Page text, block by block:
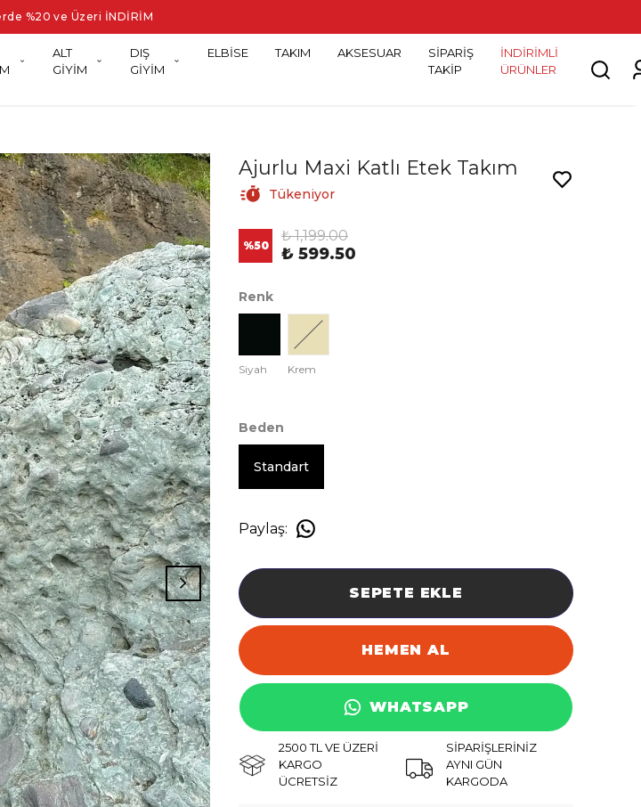
%20 ve Üzeri İNDİRİM
ALT
GİYİM
DIŞ
GİYİM
ELBİSE TAKIM AKSESUAR
SİPARİŞ
TAKİP
İNDİRİMLİ
ÜRÜNLER
Ajurlu Maxi Katlı Etek Takım
Tükeniyor
%50
₺ 1,199.00
₺ 599.50
Renk
Siyah Krem
Beden
Standart
Paylaş:
SEPETE EKLE
HEMEN AL
WHATSAPP
2500 TL VE ÜZERİ
KARGO
ÜCRETSİZ
SİPARİŞLERİNİZ
AYNI GÜN
KARGODA